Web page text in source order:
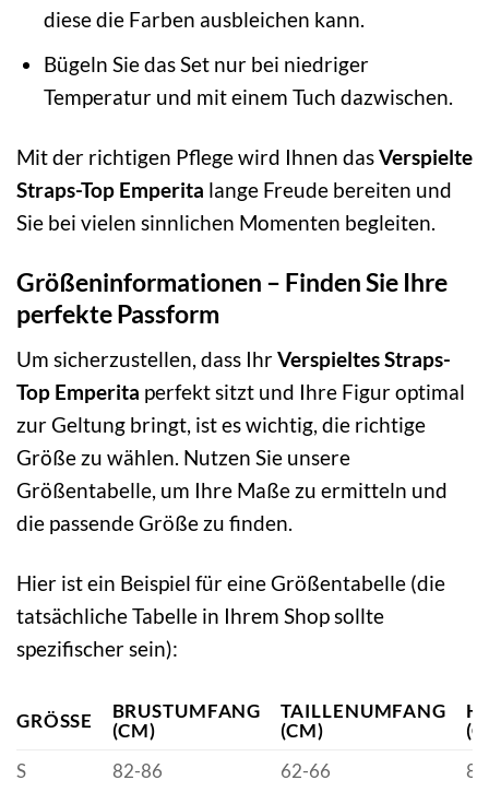
diese die Farben ausbleichen kann.
Bügeln Sie das Set nur bei niedriger
Temperatur und mit einem Tuch dazwischen.
Mit der richtigen Pflege wird Ihnen dasVerspielte
Straps-Top Emperita lange Freude bereiten und
Sie bei vielen sinnlichen Momenten begleiten.
Größeninformationen – Finden Sie Ihre
perfekte Passform
Um sicherzustellen, dass IhrVerspieltes Straps-
Top Emperita perfekt sitzt und Ihre Figur optimal
zur Geltung bringt, ist es wichtig, die richtige
Größe zu wählen. Nutzen Sie unsere
Größentabelle, um Ihre Maße zu ermitteln und
die passende Größe zu finden.
Hier ist ein Beispiel für eine Größentabelle (die
tatsächliche Tabelle in Ihrem Shop sollte
spezifischer sein):
GRÖSSE
BRUSTUMFANG
(CM)
TAILLENUMFANG
(CM)
S
82-86 62-66